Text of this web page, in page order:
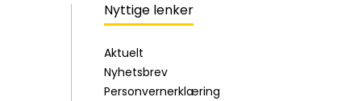
Nyttige lenker
Aktuelt
Nyhetsbrev
Personvernerklæring